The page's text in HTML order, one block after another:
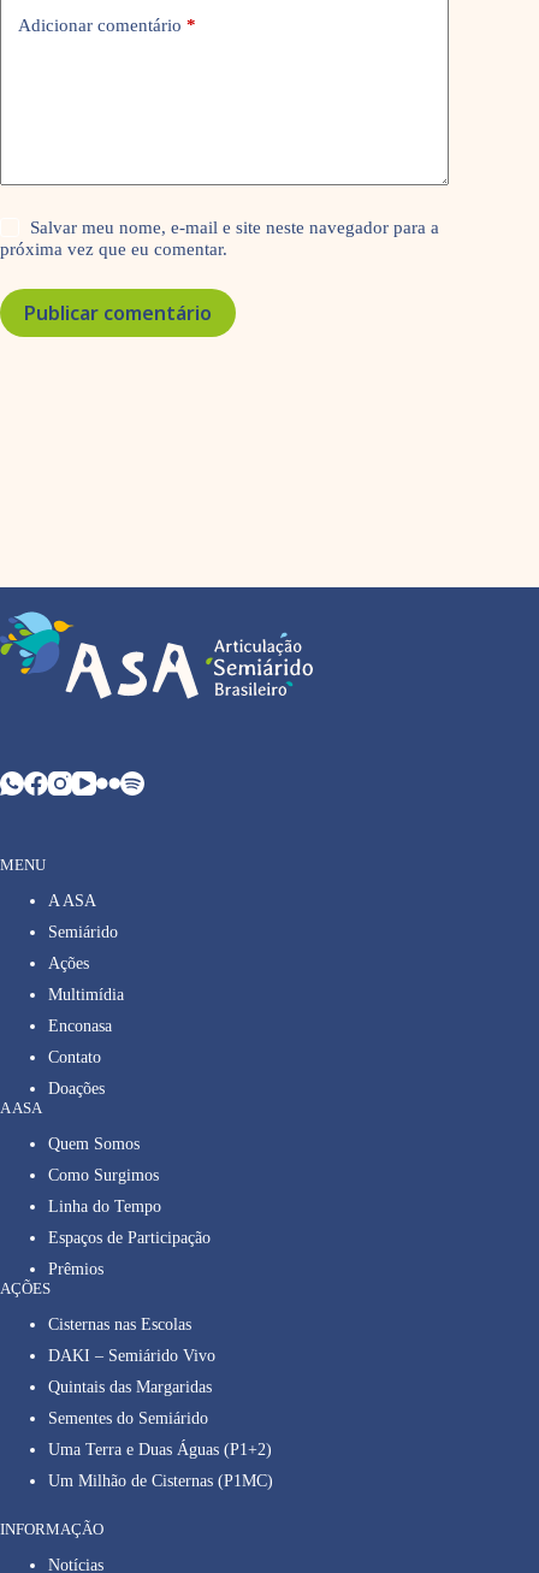
Adicionar comentário *
Salvar meu nome, e-mail e site neste navegador para a
próxima vez que eu comentar.
Publicar comentário
MENU
A ASA
Semiárido
Ações
Multimídia
Enconasa
Contato
Doações
A ASA
Quem Somos
Como Surgimos
Linha do Tempo
Espaços de Participação
Prêmios
AÇÕES
Cisternas nas Escolas
DAKI – Semiárido Vivo
Quintais das Margaridas
Sementes do Semiárido
Uma Terra e Duas Águas (P1+2)
Um Milhão de Cisternas (P1MC)
INFORMAÇÃO
Notícias